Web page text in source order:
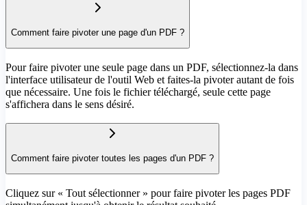
Comment faire pivoter une page d'un PDF ?
Pour faire pivoter une seule page dans un PDF, sélectionnez-la dans
l'interface utilisateur de l'outil Web et faites-la pivoter autant de fois
que nécessaire. Une fois le fichier téléchargé, seule cette page
s'affichera dans le sens désiré.
Comment faire pivoter toutes les pages d'un PDF ?
Cliquez sur « Tout sélectionner » pour faire pivoter les pages PDF